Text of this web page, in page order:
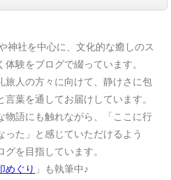
神社を中心に、文化的な癒しのス
験をブログで綴っています。
旅人の方々に向けて、静けさに包
葉を通してお届けしています。
物語にも触れながら、「ここに行
った」と感じていただけるよう
を目指しています。
めぐり 」も執筆中♪